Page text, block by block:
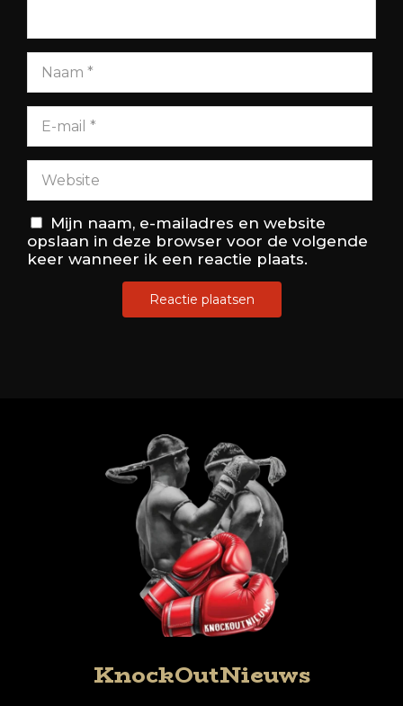
Mijn naam, e-mailadres en website
opslaan in deze browser voor de volgende
keer wanneer ik een reactie plaats.
KnockOutNieuws